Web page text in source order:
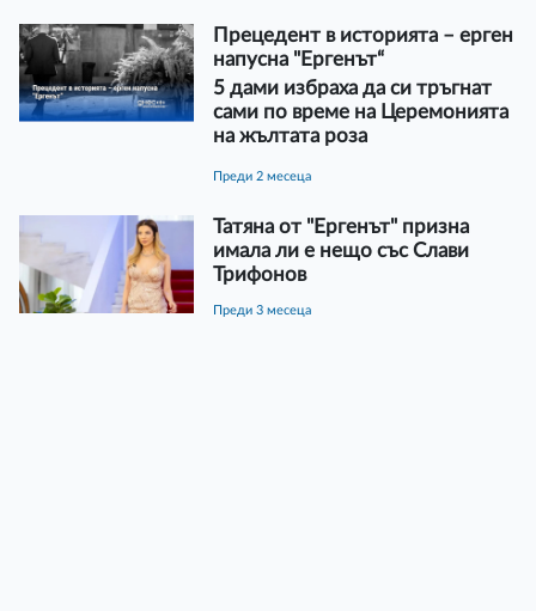
Прецедент в историята – ерген
напусна "Ергенът“
5 дами избраха да си тръгнат
сами по време на Церемонията
на жълтата роза
преди 2 месеца
Татяна от "Ергенът" призна
имала ли е нещо със Слави
Трифонов
преди 3 месеца